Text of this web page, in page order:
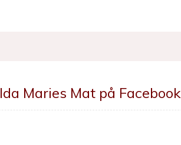
Ida Maries Mat på Facebook